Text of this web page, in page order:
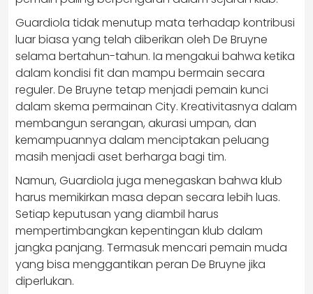
Guardiola tidak menutup mata terhadap kontribusi
luar biasa yang telah diberikan oleh De Bruyne
selama bertahun-tahun. Ia mengakui bahwa ketika
dalam kondisi fit dan mampu bermain secara
reguler. De Bruyne tetap menjadi pemain kunci
dalam skema permainan City. Kreativitasnya dalam
membangun serangan, akurasi umpan, dan
kemampuannya dalam menciptakan peluang
masih menjadi aset berharga bagi tim.
Namun, Guardiola juga menegaskan bahwa klub
harus memikirkan masa depan secara lebih luas.
Setiap keputusan yang diambil harus
mempertimbangkan kepentingan klub dalam
jangka panjang. Termasuk mencari pemain muda
yang bisa menggantikan peran De Bruyne jika
diperlukan.